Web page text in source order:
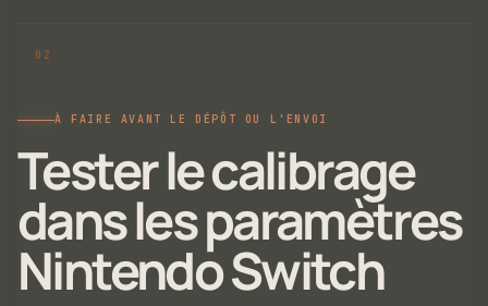
À FAIRE AVANT LE DÉPÔT OU L'ENVOI
Tester le calibrage
dans les paramètres
Nintendo Switch